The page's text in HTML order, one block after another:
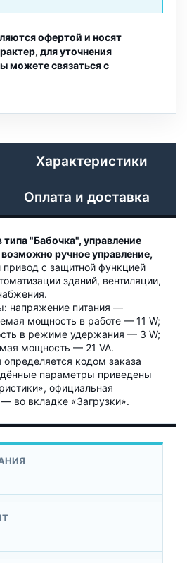
офертой и носят
для уточнения
можете связаться с
Характеристики
Оплата и доставка
"Бабочка", управление
ручное управление,
с защитной функцией
зданий, вентиляции,
напряжение питания —
мощность в работе — 11 W;
в режиме удержания — 3 W;
мощность — 21 VA.
кодом заказа
параметры приведены
официальная
во вкладке «Загрузки».